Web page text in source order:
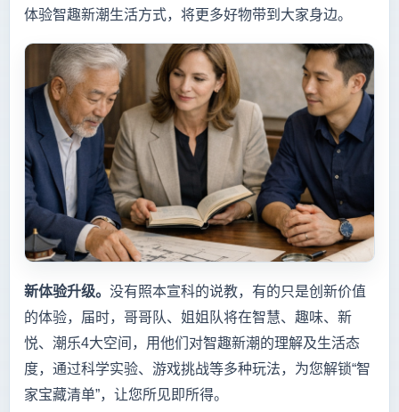
体验智趣新潮生活方式，将更多好物带到大家身边。
新体验升级。 没有照本宣科的说教，有的只是创新价值
的体验，届时，哥哥队、姐姐队将在智慧、趣味、新
悦、潮乐4大空间，用他们对智趣新潮的理解及生活态
度，通过科学实验、游戏挑战等多种玩法，为您解锁“智
家宝藏清单”，让您所见即所得。